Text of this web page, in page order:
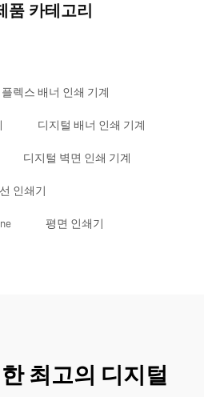
품 카테고리
플렉스 배너 인쇄 기계
디지털 배너 인쇄 기계
디지털 벽면 인쇄 기계
인쇄기
평면 인쇄기
최고의 디지털